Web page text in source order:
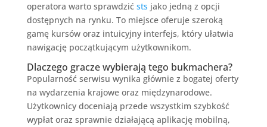
operatora warto sprawdzić sts jako jedną z opcji
dostępnych na rynku. To miejsce oferuje szeroką
gamę kursów oraz intuicyjny interfejs, który ułatwia
nawigację początkującym użytkownikom.
Dlaczego gracze wybierają tego bukmachera?
Popularność serwisu wynika głównie z bogatej oferty
na wydarzenia krajowe oraz międzynarodowe.
Użytkownicy doceniają przede wszystkim szybkość
wypłat oraz sprawnie działającą aplikację mobilną,